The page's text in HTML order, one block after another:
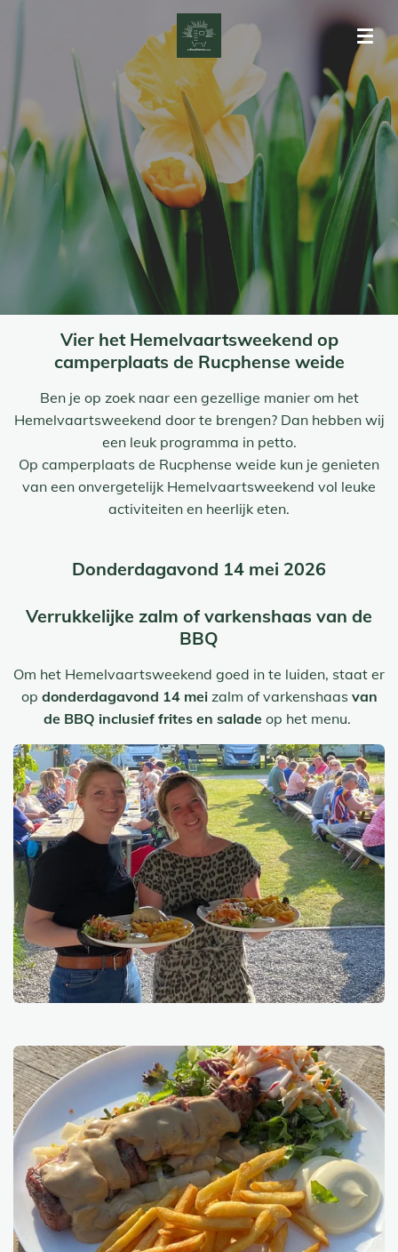
hoofdinhoud
Vier het Hemelvaartsweekend op
camperplaats de Rucphense weide
Ben je op zoek naar een gezellige manier om het
Hemelvaartsweekend door te brengen? Dan hebben wij
een leuk programma in petto.
Op camperplaats de Rucphense weide kun je genieten
van een onvergetelijk Hemelvaartsweekend vol leuke
activiteiten en heerlijk eten.
Donderdagavond 14 mei 2026
Verrukkelijke zalm of varkenshaas van de
BBQ
Om het Hemelvaartsweekend goed in te luiden, staat er
op donderdagavond 14 meizalm of varkenshaas van
de BBQ inclusief frites en salade op het menu.